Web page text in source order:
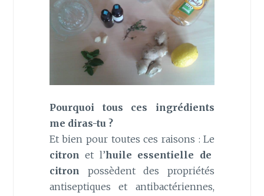
Pourquoi tous ces ingrédients
me diras-tu ?
Et bien pour toutes ces raisons : Le
citron et l’huile essentielle de
citron possèdent des propriétés
antiseptiques et antibactériennes,